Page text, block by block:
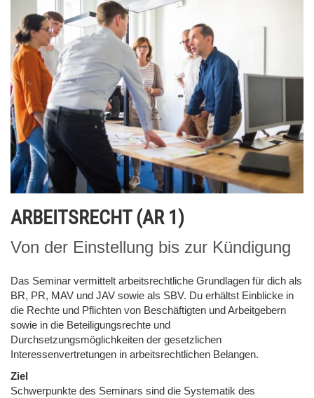
ARBEITSRECHT (AR 1)
Von der Einstellung bis zur Kündigung
Das Seminar vermittelt arbeitsrechtliche Grundlagen für dich als
BR, PR, MAV und JAV sowie als SBV. Du erhältst Einblicke in
die Rechte und Pflichten von Beschäftigten und Arbeitgebern
sowie in die Beteiligungsrechte und
Durchsetzungsmöglichkeiten der gesetzlichen
Interessenvertretungen in arbeitsrechtlichen Belangen.
Ziel
Schwerpunkte des Seminars sind die Systematik des